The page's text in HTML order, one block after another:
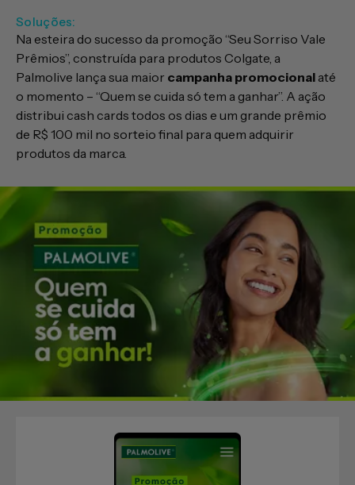
Soluções:
Na esteira do sucesso da promoção “Seu Sorriso Vale
Prêmios”, construída para produtos Colgate, a
Palmolive lança sua maior campanha promocional até
o momento – “Quem se cuida só tem a ganhar”. A ação
distribui cash cards todos os dias e um grande prêmio
de R$ 100 mil no sorteio final para quem adquirir
produtos da marca.